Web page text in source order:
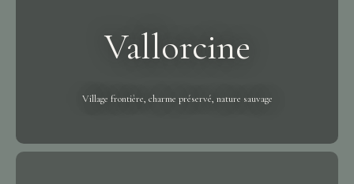
Vallorcine
Village frontière, charme préservé, nature sauvage